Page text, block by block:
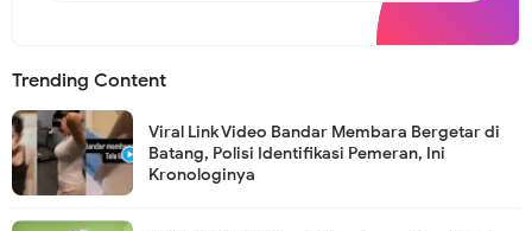
Trending Content
Viral Link Video Bandar Membara Bergetar di
Batang, Polisi Identifikasi Pemeran, Ini
Kronologinya